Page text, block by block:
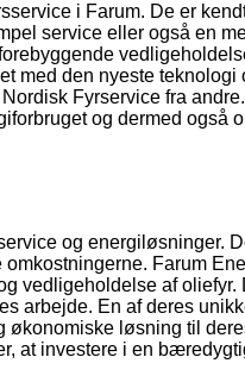
i Farum. De er
service eller også en
med den nyeste teknologi
Fyrservice fra
og dermed også
og energiløsninger.
Farum
vedligeholdelse af oliefyr.
arbejde. En af deres
økonomiske løsning til
at investere i en